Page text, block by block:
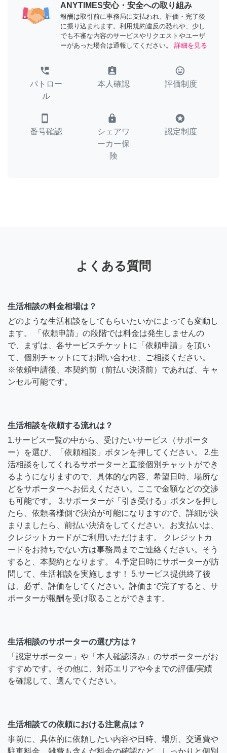
ANYTIMES安心・安全への取り組み
報酬は取引前に事務局に支払われ、評価・完了後
に振り込まれます。利用規約違反の恐れや、少し
でも不審な内容のサービスやリクエストやユーザ
ーがあった場合は通報してください。
詳細を見る
perm_phone_msg
パトロー
ル
assignment_ind
本人確認
tag_faces
評価制度
smartphone
番号確認
lock
シェアワ
ーカー保
険
stars
認定制度
よくある質問
生活相談の料金相場は？
どのような生活相談をしてもらいたいかによっても変動し
ます。 「依頼申請」の段階では料金は発生しませんの
で、まずは、各サービスチケットに「依頼申請」を頂い
て、個別チャットにてお問い合わせ、ご相談ください。
※依頼申請後、本契約前（前払い決済前）であれば、キャ
ンセル可能です。
生活相談を依頼する流れは？
1.サービス一覧の中から、受けたいサービス（サポータ
ー）を選び、「依頼相談」ボタンを押してください。 2.生
活相談をしてくれるサポーターと直接個別チャットができ
るようになりますので、具体的な内容、希望日時、場所な
どをサポーターへお伝えください。ここで金額などの交渉
も可能です。 3.サポーターが「引き受ける」ボタンを押し
たら、依頼者様側で決済が可能になりますので、詳細が決
まりましたら、前払い決済をしてください。お支払いは、
クレジットカードがご利用いただけます。 クレジットカ
ードをお持ちでない方は事務局までご連絡ください。そう
すると、本契約となります。 4.予定日時にサポーターが訪
問して、生活相談を実施します！ 5.サービス提供終了後
は、必ず、評価をしてください。評価まで完了すると、サ
ポーターが報酬を受け取ることができます。
生活相談のサポーターの選び方は？
「認定サポーター」や「本人確認済み」のサポーターがお
すすめです。その他に、対応エリアや今までの評価/実績
を確認して、選んでください。
生活相談ての依頼における注意点は？
事前に、具体的に依頼したい内容や日時、場所、交通費や
駐車料金、雑費も含んだ料金の確認など、しっかりと個別